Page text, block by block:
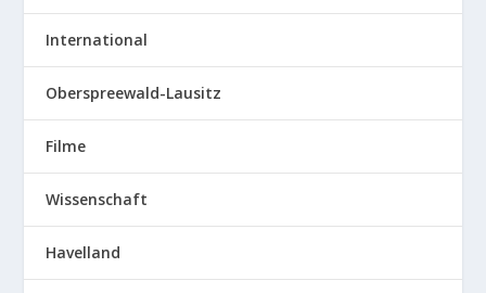
International
Oberspreewald-Lausitz
Filme
Wissenschaft
Havelland